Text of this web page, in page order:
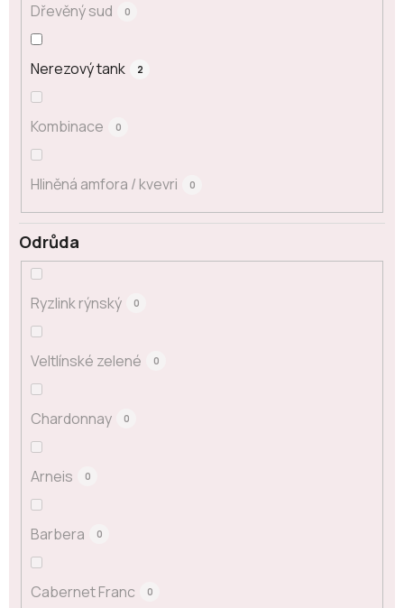
Odrůda
Ryzlink rýnský 0
Veltlínské zelené 0
Chardonnay 0
Arneis 0
Barbera 0
Cabernet Franc 0
Dřevěný sud 0
Nerezový tank 2
Kombinace 0
Hliněná amfora / kvevri 0